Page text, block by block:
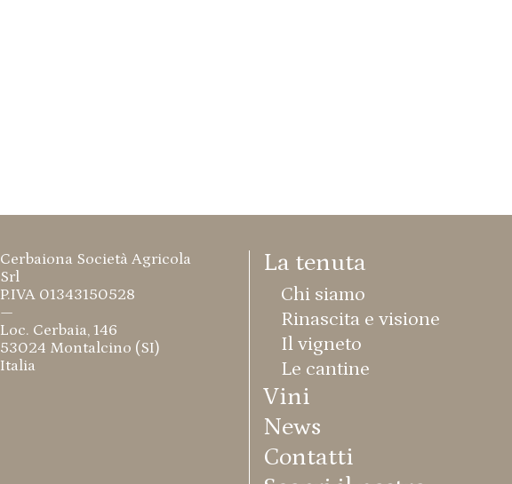
Cerbaiona Società Agricola
Srl
P.IVA 01343150528
—
Loc. Cerbaia, 146
53024 Montalcino (SI)​
Italia
La tenuta
Chi siamo
Rinascita e visione
Il vigneto
Le cantine
Vini
News
Contatti